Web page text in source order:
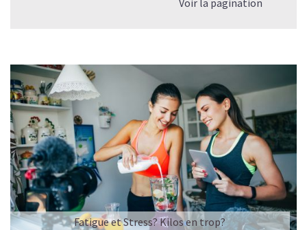
Voir la pagination
Fatigue et Stress? Kilos en trop?